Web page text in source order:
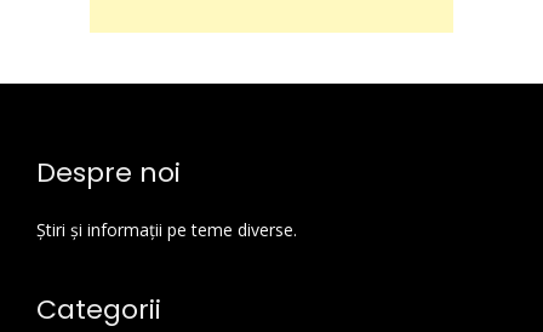
Despre noi
Știri și informații pe teme diverse.
Categorii